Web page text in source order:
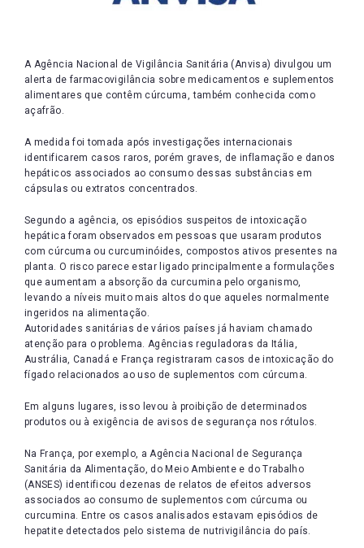
A Agência Nacional de Vigilância Sanitária (Anvisa) divulgou um
alerta de farmacovigilância sobre medicamentos e suplementos
alimentares que contêm cúrcuma, também conhecida como
açafrão.
A medida foi tomada após investigações internacionais
identificarem casos raros, porém graves, de inflamação e danos
hepáticos associados ao consumo dessas substâncias em
cápsulas ou extratos concentrados.
Segundo a agência, os episódios suspeitos de intoxicação
hepática foram observados em pessoas que usaram produtos
com cúrcuma ou curcuminóides, compostos ativos presentes na
planta. O risco parece estar ligado principalmente a formulações
que aumentam a absorção da curcumina pelo organismo,
levando a níveis muito mais altos do que aqueles normalmente
ingeridos na alimentação.
Autoridades sanitárias de vários países já haviam chamado
atenção para o problema. Agências reguladoras da Itália,
Austrália, Canadá e França registraram casos de intoxicação do
fígado relacionados ao uso de suplementos com cúrcuma.
Em alguns lugares, isso levou à proibição de determinados
produtos ou à exigência de avisos de segurança nos rótulos.
Na França, por exemplo, a Agência Nacional de Segurança
Sanitária da Alimentação, do Meio Ambiente e do Trabalho
(ANSES) identificou dezenas de relatos de efeitos adversos
associados ao consumo de suplementos com cúrcuma ou
curcumina. Entre os casos analisados estavam episódios de
hepatite detectados pelo sistema de nutrivigilância do país.